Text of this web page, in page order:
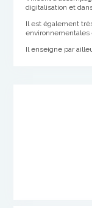
digitalisation et
Il est également
environnementales
Il enseigne par